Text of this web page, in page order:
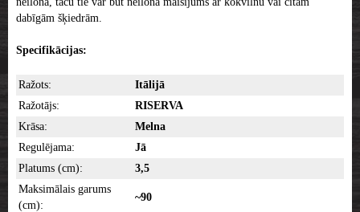
dabīgām šķiedrām.
Specifikācijas:
Ražots:
Itālijā
Ražotājs:
RISERVA
Krāsa:
Melna
Regulējama:
Jā
Platums (cm):
3,5
Maksimālais garums
(cm):
~90